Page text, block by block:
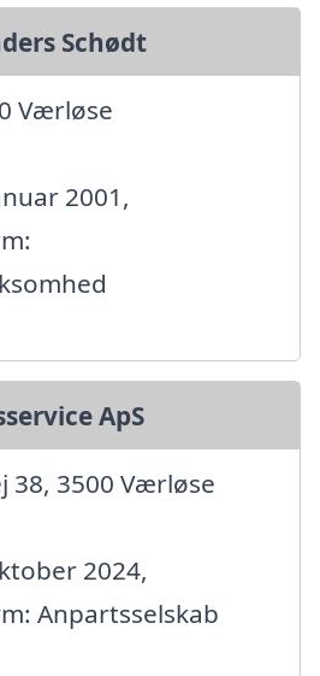
Schødt
Værløse
2001,
ApS
38, 3500 Værløse
2024,
Anpartsselskab